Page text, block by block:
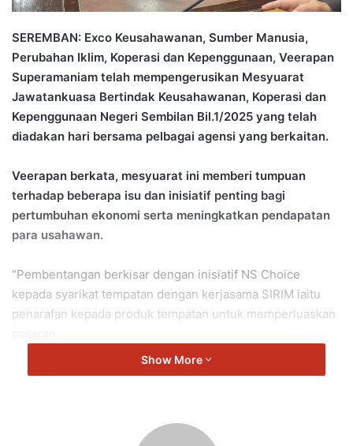
SEREMBAN: Exco Keusahawanan, Sumber Manusia,
Perubahan Iklim, Koperasi dan Kepenggunaan, Veerapan
Superamaniam telah mempengerusikan Mesyuarat
Jawatankuasa Bertindak Keusahawanan, Koperasi dan
Kepenggunaan Negeri Sembilan Bil.1/2025 yang telah
diadakan hari bersama pelbagai agensi yang berkaitan.
Veerapan berkata, mesyuarat ini memberi tumpuan
terhadap beberapa isu dan inisiatif penting bagi
pertumbuhan ekonomi serta meningkatkan pendapatan
para usahawan.
“Pembentangan berkisar dengan inisiatif NS Choice
kepada syarikat tempatan dengan kerjasama SIRIM iaitu
penarafan kepada produk tempatan untuk memperluaskan
“Selain itu, Bank Muamalat juga membentang dan
Show More